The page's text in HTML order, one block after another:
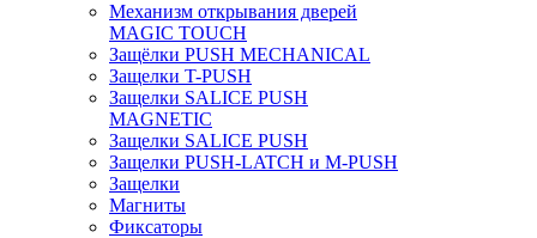
Механизм открывания дверей
MAGIC TOUCH
Защёлки PUSH MECHANICAL
Защелки T-PUSH
Защелки SALICE PUSH
MAGNETIC
Защелки SALICE PUSH
Защелки PUSH-LATCH и M-PUSH
Защелки
Магниты
Фиксаторы